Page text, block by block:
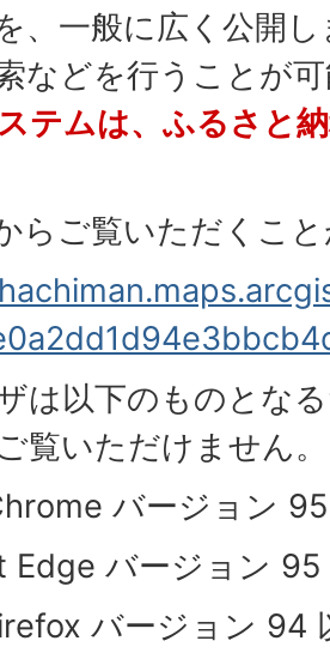
、一般に広く公開
などを行うことが
テムは、ふるさと
らご覧いただくこ
は以下のものとな
覧いただけません。
バージョン
Edge バージョン 95
バージョン 94